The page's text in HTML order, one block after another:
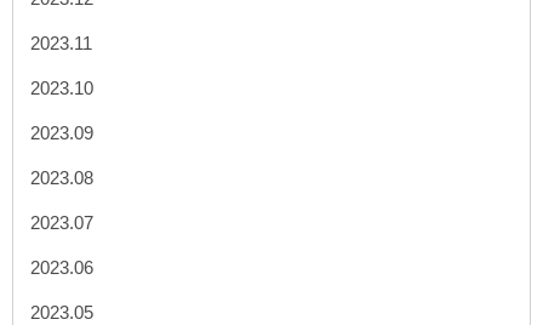
2023.11
2023.10
2023.09
2023.08
2023.07
2023.06
2023.05